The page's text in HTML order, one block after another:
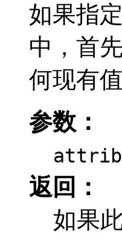
如果指
中，首
何现有值
参数：
返回：
如果